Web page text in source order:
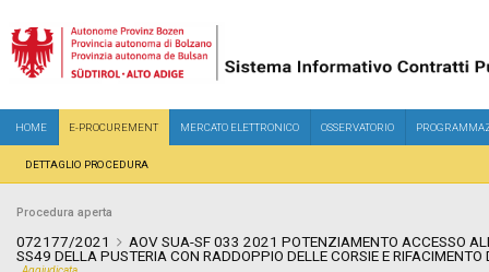
HOME E-PROCUREMENT MERCATO ELETTRONICO OSSERVATORIO
DETTAGLIO PROCEDURA
Procedura aperta
072177/2021
AOV SUA-SF 033 2021 POTENZIAMENTO ACCESSO
SS49 DELLA PUSTERIA CON RADDOPPIO DELLE CORSIE E